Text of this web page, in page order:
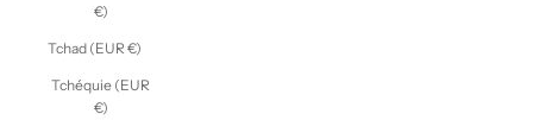
€)
Tchad (EUR €)
Tchéquie (EUR
€)